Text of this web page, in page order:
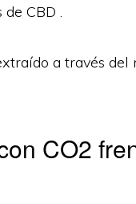
CBD .
a través del
CO2